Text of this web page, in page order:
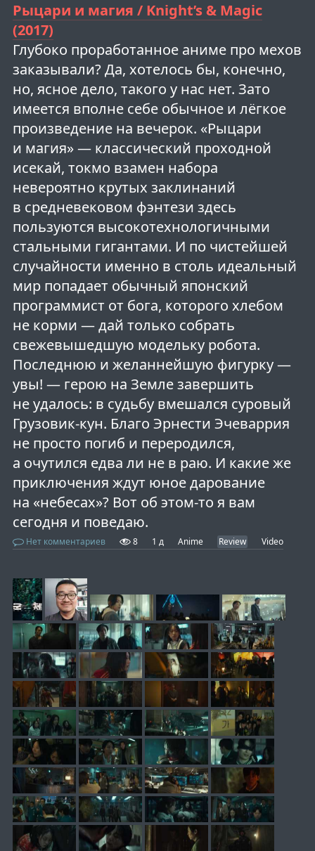
Рыцари и магия / Knight’s & Magic
(2017)
Глубоко проработанное аниме про мехов
заказывали? Да, хотелось бы, конечно,
но, ясное дело, такого у нас нет. Зато
имеется вполне себе обычное и лёгкое
произведение на вечерок. «Рыцари
и магия» — классический проходной
исекай, токмо взамен набора
невероятно крутых заклинаний
в средневековом фэнтези здесь
пользуются высокотехнологичными
стальными гигантами. И по чистейшей
случайности именно в столь идеальный
мир попадает обычный японский
программист от бога, которого хлебом
не корми — дай только собрать
свежевышедшую модельку робота.
Последнюю и желаннейшую фигурку —
увы! — герою на Земле завершить
не удалось: в судьбу вмешался суровый
Грузовик-кун. Благо Эрнести Эчеваррия
не просто погиб и переродился,
а очутился едва ли не в раю. И какие же
приключения ждут юное дарование
на «небесах»? Вот об этом-то я вам
сегодня и поведаю.
Нет комментариев 8 1 д Anime Review Video